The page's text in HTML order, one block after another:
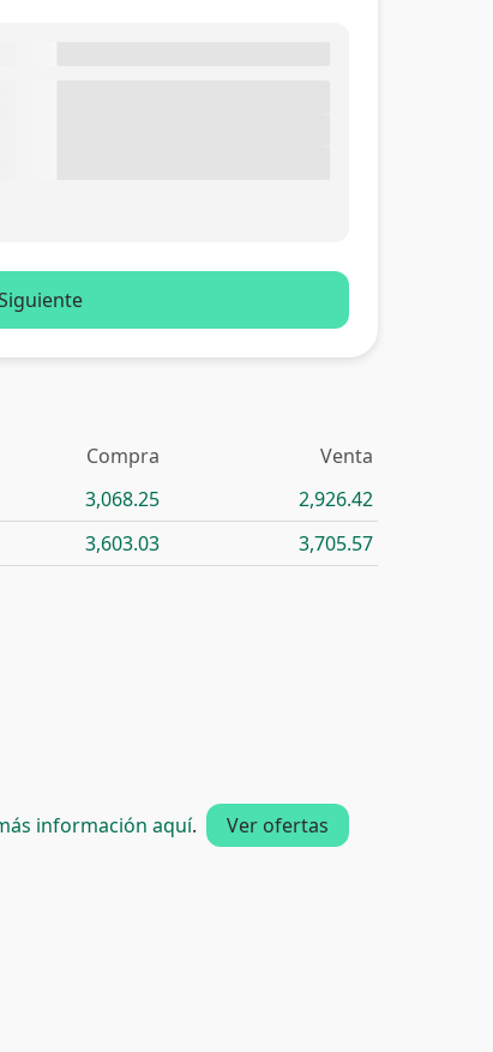
Compra
Venta
3,068.25
2,926.42
3,603.03 3,705.57
información aquí. Ver ofertas